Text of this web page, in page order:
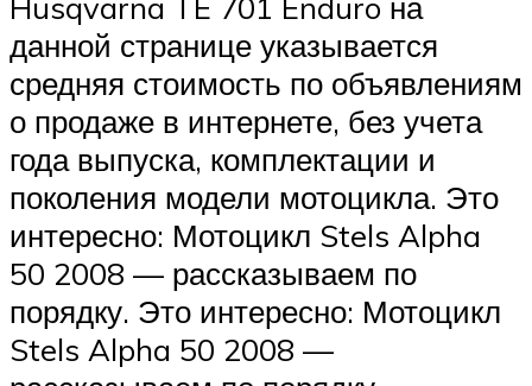
данной странице указывается
средняя стоимость по объявлениям
о продаже в интернете, без учета
года выпуска, комплектации и
поколения модели мотоцикла. Это
интересно: Мотоцикл Stels Alpha
50 2008 — рассказываем по
порядку. Это интересно: Мотоцикл
Stels Alpha 50 2008 —